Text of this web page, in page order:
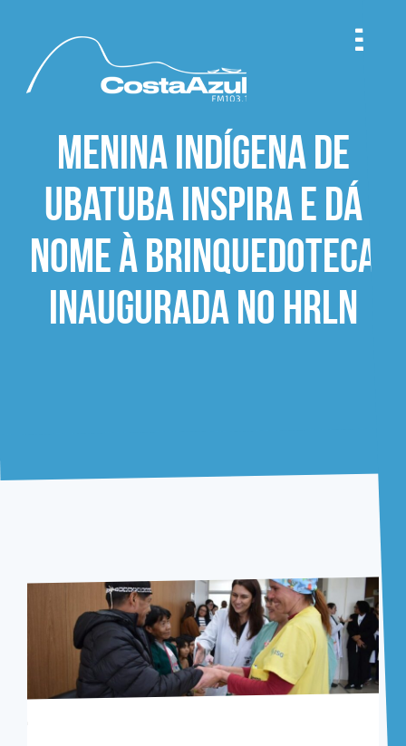
Menina indígena de
Ubatuba inspira e dá
nome à brinquedoteca
inaugurada no HRLN